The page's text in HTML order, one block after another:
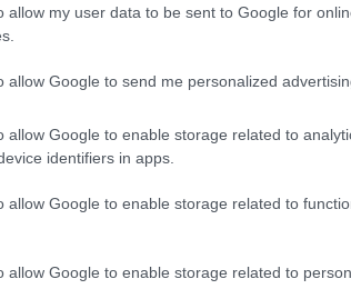
allow my user data to be sent to Google for
allow Google to send me personalized
allow Google to enable storage related to
identifiers in apps.
allow Google to enable storage related to
allow Google to enable storage related to
se mantengan informados y actúen
, muchas naciones están considerando la
digitales de banco central(CBDC)
las criptomonedas tradicionales. Sin
y el control financiero.